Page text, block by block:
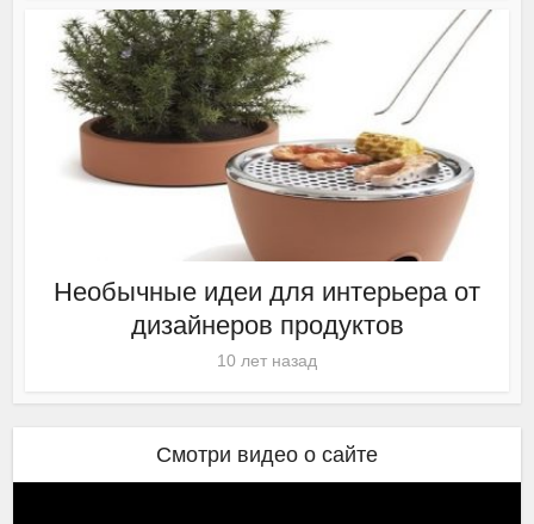
Необычные идеи для интерьера от
дизайнеров продуктов
10 лет назад
Смотри видео о сайте